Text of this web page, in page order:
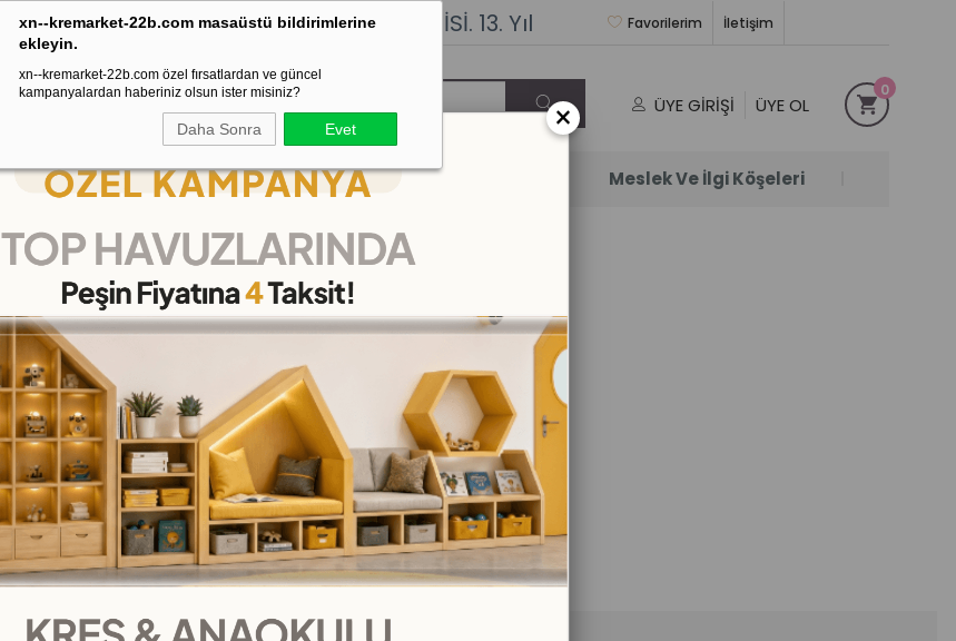
xn--kremarket-22b.com masaüstü bildirimlerine
ekleyin.
xn--kremarket-22b.com özel fırsatlardan ve güncel
kampanyalardan haberiniz olsun ister misiniz?
Daha Sonra Evet
Stoktan Gönderim.% 100İADEGARANTİSİ. 13. Yıl İletişim
Favorilerim
ÜYE GIRIŞI ÜYE OL
0
Kaydırak Salıncak Tahterevalli Çok Satanlar Meslek Ve İlgi Köşeleri
×